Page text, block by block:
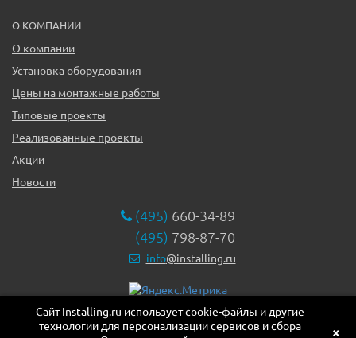
О КОМПАНИИ
О компании
Установка оборудования
Цены на монтажные работы
Типовые проекты
Реализованные проекты
Акции
Новости
(495) 660-34-89
(495) 798-87-70
info@installing.ru
119331, г. Москва ул. Марии Ульяновой дом 17а, этаж 2,
офис 10
Сайт Installing.ru использует cookie-файлы и другие
технологии для персонализации сервисов и сбора
×